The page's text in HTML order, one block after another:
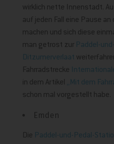
wirklich nette Innenstadt.
auf jeden Fall eine Pause
machen und sich diese
man getrost zur Paddel-
Ditzumerverlaat
Fahrradstrecke
in dem Artikel „Mit dem
schon mal vorgestellt habe.
Emden
Die Paddel-und-Pedal-